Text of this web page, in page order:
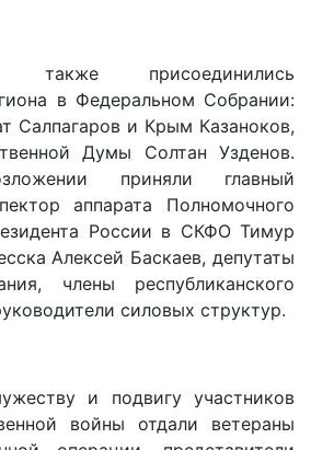
присоединились
в Федеральном Собрании:
Салпагаров и Крым Казаноков,
Думы Солтан Узденов.
приняли главный
аппарата Полномочного
России в СКФО Тимур
Алексей Баскаев, депутаты
члены республиканского
силовых структур.
и подвигу участников
войны отдали ветераны